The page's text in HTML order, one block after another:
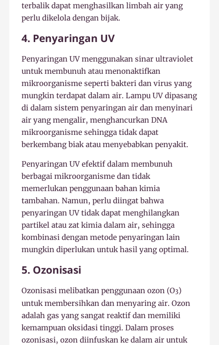
terbalik dapat menghasilkan limbah air yang
perlu dikelola dengan bijak.
4. Penyaringan UV
Penyaringan UV menggunakan sinar ultraviolet
untuk membunuh atau menonaktifkan
mikroorganisme seperti bakteri dan virus yang
mungkin terdapat dalam air. Lampu UV dipasang
di dalam sistem penyaringan air dan menyinari
air yang mengalir, menghancurkan DNA
mikroorganisme sehingga tidak dapat
berkembang biak atau menyebabkan penyakit.
Penyaringan UV efektif dalam membunuh
berbagai mikroorganisme dan tidak
memerlukan penggunaan bahan kimia
tambahan. Namun, perlu diingat bahwa
penyaringan UV tidak dapat menghilangkan
partikel atau zat kimia dalam air, sehingga
kombinasi dengan metode penyaringan lain
mungkin diperlukan untuk hasil yang optimal.
5. Ozonisasi
Ozonisasi melibatkan penggunaan ozon (O3)
untuk membersihkan dan menyaring air. Ozon
adalah gas yang sangat reaktif dan memiliki
kemampuan oksidasi tinggi. Dalam proses
ozonisasi, ozon diinfuskan ke dalam air untuk